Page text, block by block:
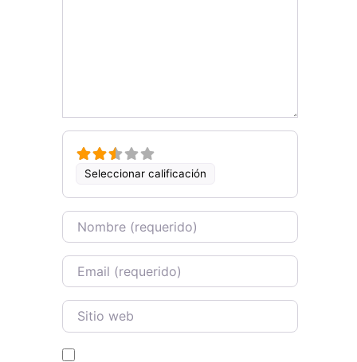
Seleccionar calificación
Name
Email
Sitio web